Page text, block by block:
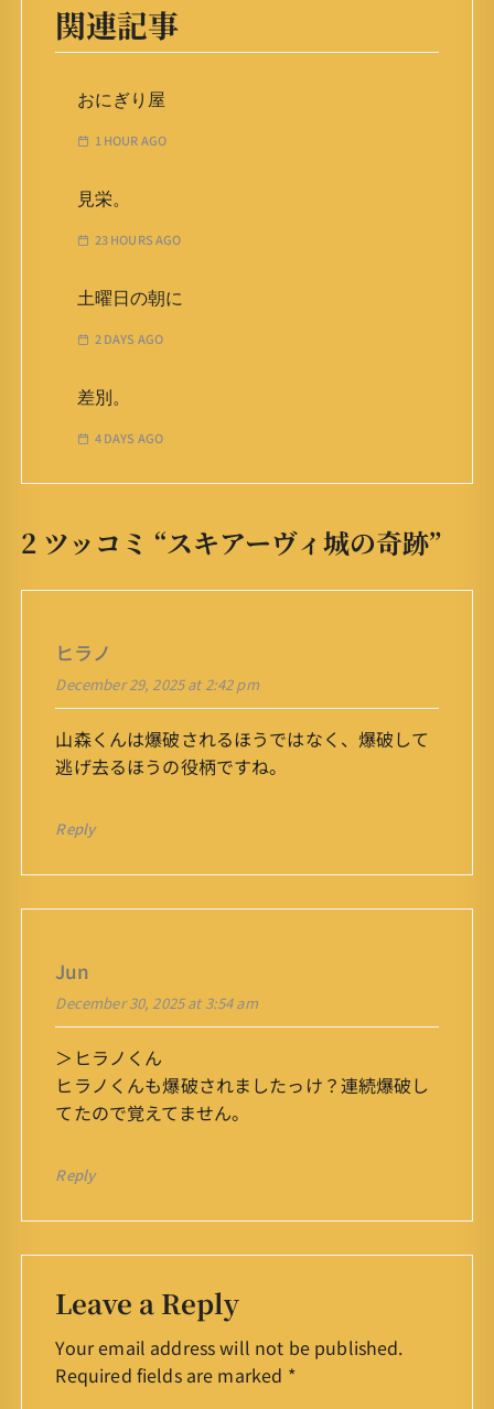
関連記事
おにぎり屋
1 HOUR AGO
見栄。
23 HOURS AGO
土曜日の朝に
2 DAYS AGO
差別。
4 DAYS AGO
2 ツッコミ “スキアーヴィ城の奇跡”
ヒラノ
December 29, 2025 at 2:42 pm
山森くんは爆破されるほうではなく、爆破して
逃げ去るほうの役柄ですね。
Reply
Jun
December 30, 2025 at 3:54 am
＞ヒラノくん
ヒラノくんも爆破されましたっけ？連続爆破し
てたので覚えてません。
Reply
Leave a Reply
Your email address will not be published.
Required fields are marked *